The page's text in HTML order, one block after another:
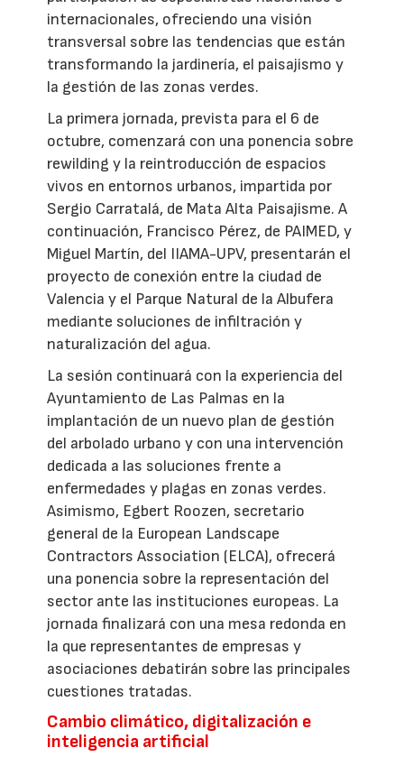
internacionales, ofreciendo una visión
transversal sobre las tendencias que están
transformando la jardinería, el paisajismo y
la gestión de las zonas verdes.
La primera jornada, prevista para el 6 de
octubre, comenzará con una ponencia sobre
rewilding y la reintroducción de espacios
vivos en entornos urbanos, impartida por
Sergio Carratalá, de Mata Alta Paisajisme. A
continuación, Francisco Pérez, de PAIMED, y
Miguel Martín, del IIAMA-UPV, presentarán el
proyecto de conexión entre la ciudad de
Valencia y el Parque Natural de la Albufera
mediante soluciones de infiltración y
naturalización del agua.
La sesión continuará con la experiencia del
Ayuntamiento de Las Palmas en la
implantación de un nuevo plan de gestión
del arbolado urbano y con una intervención
dedicada a las soluciones frente a
enfermedades y plagas en zonas verdes.
Asimismo, Egbert Roozen, secretario
general de la European Landscape
Contractors Association (ELCA), ofrecerá
una ponencia sobre la representación del
sector ante las instituciones europeas. La
jornada finalizará con una mesa redonda en
la que representantes de empresas y
asociaciones debatirán sobre las principales
cuestiones tratadas.
Cambio climático, digitalización e
inteligencia artificial